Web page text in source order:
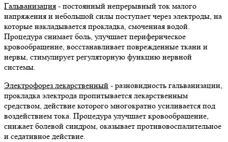
Гальванизация - постоянный непрерывный ток малого
напряжения и небольшой силы поступает через электроды, на
которые накладывается прокладка, смоченная водой.
Процедура снимает боль, улучшает периферическое
кровообращение, восстанавливает поврежденные ткани и
нервы, стимулирует регуляторную функцию нервной
системы.
Электрофорез лекарственный - разновидность гальванизации,
прокладка электрода пропитывается лекарственным
средством, действие которого многократно усиливается под
воздействием тока. Процедура улучшает кровообращение,
снижает болевой синдром, оказывает противовоспалительное
и седативное действие.